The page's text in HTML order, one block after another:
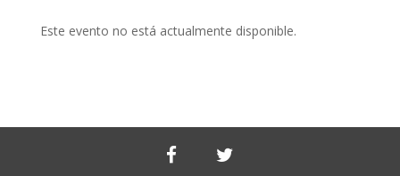
Este evento no está actualmente disponible.